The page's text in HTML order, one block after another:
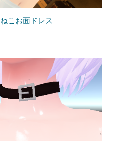
ねこお面ドレス